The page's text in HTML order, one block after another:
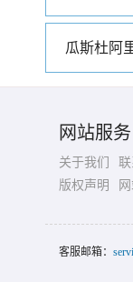
瓜斯杜阿
网站服务
关于我们 联
版权声明
客服邮箱：